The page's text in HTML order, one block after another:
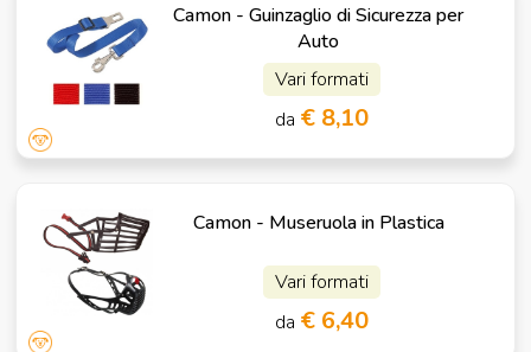
Camon - Guinzaglio di Sicurezza per
Auto
Vari formati
da € 8,10
Camon - Museruola in Plastica
Vari formati
da € 6,40